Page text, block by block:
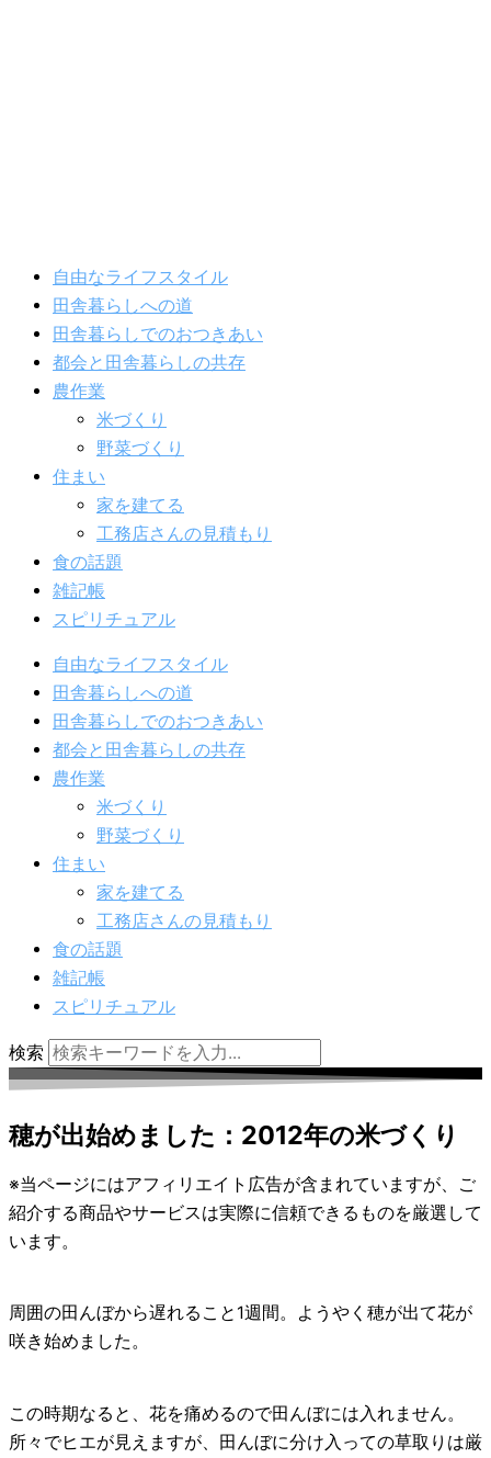
自由なライフスタイル
田舎暮らしへの道
田舎暮らしでのおつきあい
都会と田舎暮らしの共存
農作業
米づくり
野菜づくり
住まい
家を建てる
工務店さんの見積もり
食の話題
雑記帳
スピリチュアル
自由なライフスタイル
田舎暮らしへの道
田舎暮らしでのおつきあい
都会と田舎暮らしの共存
農作業
米づくり
野菜づくり
住まい
家を建てる
工務店さんの見積もり
食の話題
雑記帳
スピリチュアル
検索
穂が出始めました：2012年の米づくり
※当ページにはアフィリエイト広告が含まれていますが、ご
紹介する商品やサービスは実際に信頼できるものを厳選して
います。
周囲の田んぼから遅れること1週間。ようやく穂が出て花が
咲き始めました。
この時期なると、花を痛めるので田んぼには入れません。
所々でヒエが見えますが、田んぼに分け入っての草取りは厳